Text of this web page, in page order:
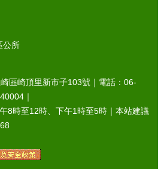
公所
區崎頂里新市子103號｜電話：06-
｜
8時至12時、下午1時至5時｜本站建議